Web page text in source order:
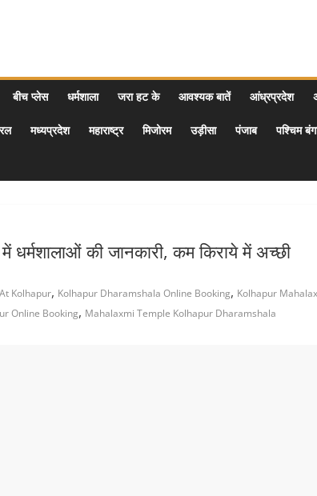
बीच प्लेस धर्मशाला जरा हट के आवश्यक बातें आंध्रप्रदेश
मध्यप्रदेश महाराष्ट्र मिजोरम उड़ीसा पंजाब पश्चिम
की जानकारी, कम किराये में अच्छी
Kolhapur, Kolhapur Dharamshala Online Booking, Kolhapur
Online Booking, Mahalaxmi Temple Kolhapur Dharamshala